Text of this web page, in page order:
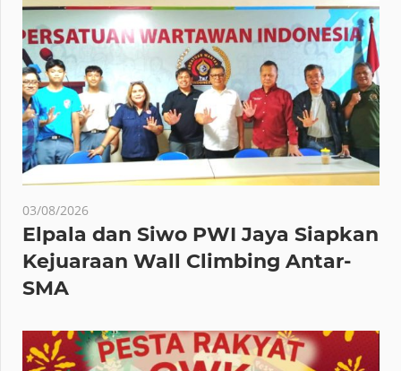
03/08/2026
Elpala dan Siwo PWI Jaya Siapkan
Kejuaraan Wall Climbing Antar-
SMA